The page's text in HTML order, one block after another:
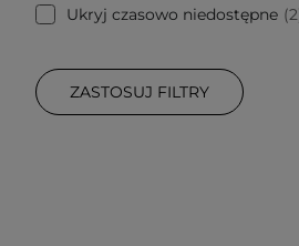
Ukryj czasowo niedostępne 2
ZASTOSUJ FILTRY